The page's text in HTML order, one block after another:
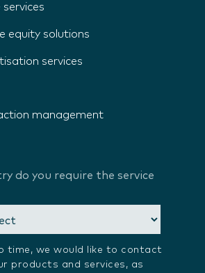
equity solutions
services
management
do you require the service
time, we would like to contact
products and services, as